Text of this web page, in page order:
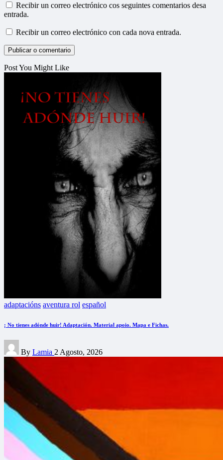
Recibir un correo electrónico cos seguintes comentarios desa
entrada.
Recibir un correo electrónico con cada nova entrada.
Post You Might Like
Posted
adaptacións aventura rol español
¡ No tienes adónde huir! Adaptación. Material apoio. Mapa e Fichas.
Posted
by
By Lamia 2 Agosto, 2026